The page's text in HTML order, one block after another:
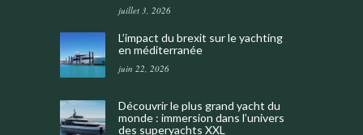
juillet 3, 2026
L’impact du brexit sur le yachting
en méditerranée
juin 22, 2026
Découvrir le plus grand yacht du
monde : immersion dans l’univers
des superyachts XXL